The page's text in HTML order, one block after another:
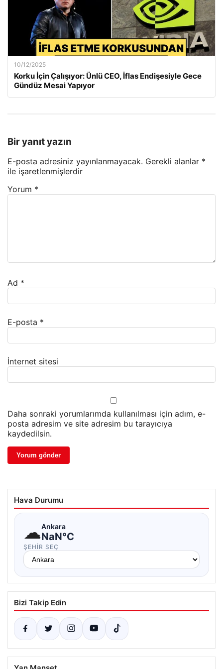
10/12/2025
Korku İçin Çalışıyor: Ünlü CEO, İflas Endişesiyle Gece
Gündüz Mesai Yapıyor
Bir yanıt yazın
E-posta adresiniz yayınlanmayacak. Gerekli alanlar *
ile işaretlenmişlerdir
Yorum *
Ad *
E-posta *
İnternet sitesi
Daha sonraki yorumlarımda kullanılması için adım, e-
posta adresim ve site adresim bu tarayıcıya
kaydedilsin.
Hava Durumu
☁Ankara
NaN°C
ŞEHIR SEÇ
Bizi Takip Edin